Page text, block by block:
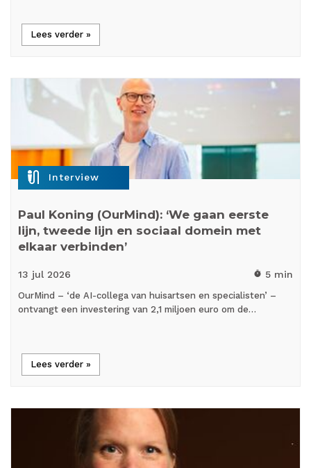
Lees verder »
mic_external_on Interview
Paul Koning (OurMind): ‘We gaan eerste
lijn, tweede lijn en sociaal domein met
elkaar verbinden’
13 jul 2026 timer 5 min
OurMind – ‘de AI-collega van huisartsen en specialisten’ –
ontvangt een investering van 2,1 miljoen euro om de…
Lees verder »